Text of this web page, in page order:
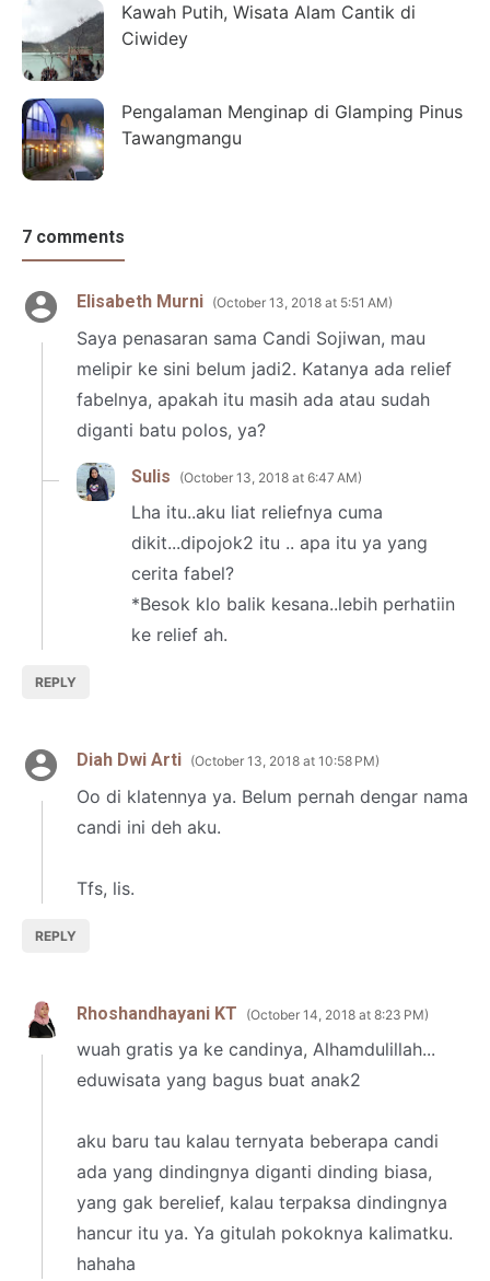
Kawah Putih, Wisata Alam Cantik di
Ciwidey
Pengalaman Menginap di Glamping Pinus
Tawangmangu
7 comments
Elisabeth Murni October 13, 2018 at 5:51 AM
Saya penasaran sama Candi Sojiwan, mau
melipir ke sini belum jadi2. Katanya ada relief
fabelnya, apakah itu masih ada atau sudah
diganti batu polos, ya?
REPLY
Sulis October 13, 2018 at 6:47 AM
Lha itu..aku liat reliefnya cuma
dikit...dipojok2 itu .. apa itu ya yang
cerita fabel?
*Besok klo balik kesana..lebih perhatiin
ke relief ah.
Diah Dwi Arti October 13, 2018 at 10:58 PM
Oo di klatennya ya. Belum pernah dengar nama
candi ini deh aku.
Tfs, lis.
REPLY
Rhoshandhayani KT October 14, 2018 at 8:23 PM
wuah gratis ya ke candinya, Alhamdulillah...
eduwisata yang bagus buat anak2
aku baru tau kalau ternyata beberapa candi
ada yang dindingnya diganti dinding biasa,
yang gak berelief, kalau terpaksa dindingnya
hancur itu ya. Ya gitulah pokoknya kalimatku.
hahaha